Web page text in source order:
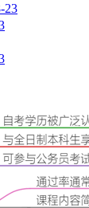
23